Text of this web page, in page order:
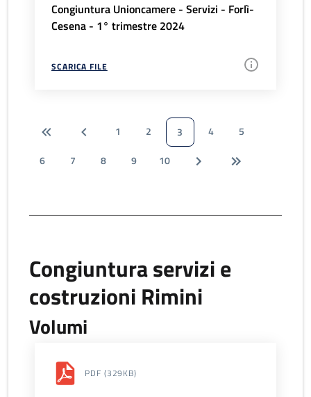
Congiuntura Unioncamere - Servizi - Forlì-
Cesena - 1° trimestre 2024
SCARICA FILE
1 2 3 4
5
6
7 8 9 10
Congiuntura servizi e
costruzioni Rimini
Volumi
PDF (329KB)